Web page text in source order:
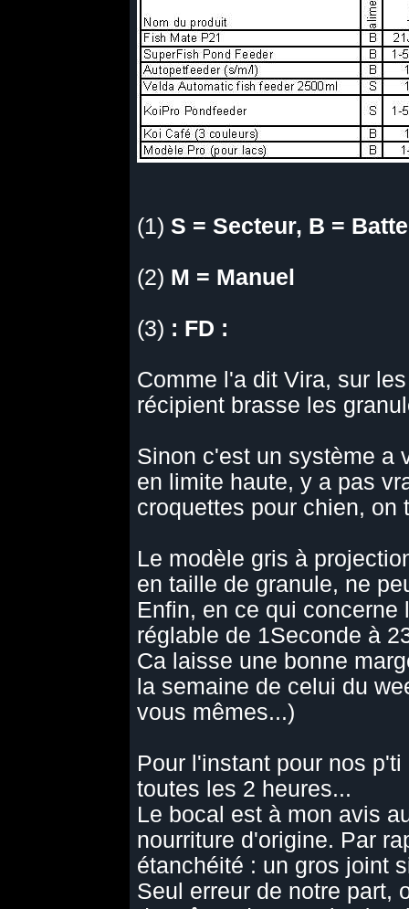
(1) S = Secteur, B =
(2) M = Manuel
(3) : FD :
Comme l'a dit Vira, sur
récipient brasse les
Sinon c'est un système a
en limite haute, y a pas
croquettes pour chien, on
Le modèle gris à
en taille de granule, ne
Enfin, en ce qui concerne
réglable de 1Seconde à
Ca laisse une bonne
la semaine de celui du
vous mêmes...)
Pour l'instant pour nos
toutes les 2 heures...
Le bocal est à mon avis
nourriture d'origine. Par
étanchéité : un gros joint
Seul erreur de notre part,